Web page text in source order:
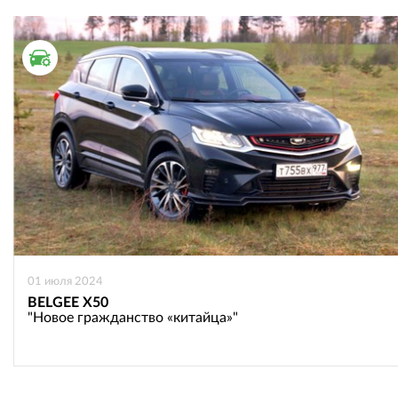
ТЕСТ ДРАЙВ
01 июля 2024
BELGEE X50
"Новое гражданство «китайца»"